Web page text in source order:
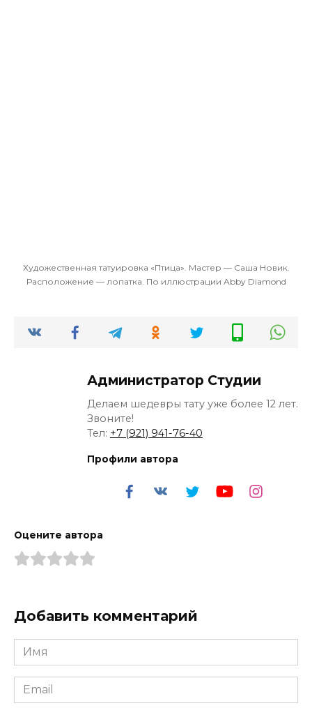
Художественная татуировка «Птица». Мастер — Саша Новик.
Расположение — лопатка. По иллюстрации Abby Diamond
Администратор Студии
Делаем шедевры тату уже более 12 лет.
Звоните!
Тел: +7 (921) 941-76-40
Профили автора
Оцените автора
Добавить комментарий
Имя
*
Email
*